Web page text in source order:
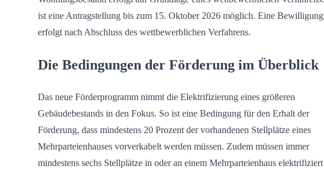
ist eine Antragstellung bis zum 15. Oktober 2026 möglich. Eine Bewilligung
erfolgt nach Abschluss des wettbewerblichen Verfahrens.
Die Bedingungen der Förderung im Überblick
Das neue Förderprogramm nimmt die Elektrifizierung eines größeren
Gebäudebestands in den Fokus. So ist eine Bedingung für den Erhalt der
Förderung, dass mindestens 20 Prozent der vorhandenen Stellplätze eines
Mehrparteienhauses vorverkabelt werden müssen. Zudem müssen immer
mindestens sechs Stellplätze in oder an einem Mehrparteienhaus elektrifiziert